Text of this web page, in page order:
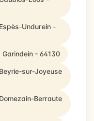
Undurein -
- 64130
sur-Joyeuse
Berraute